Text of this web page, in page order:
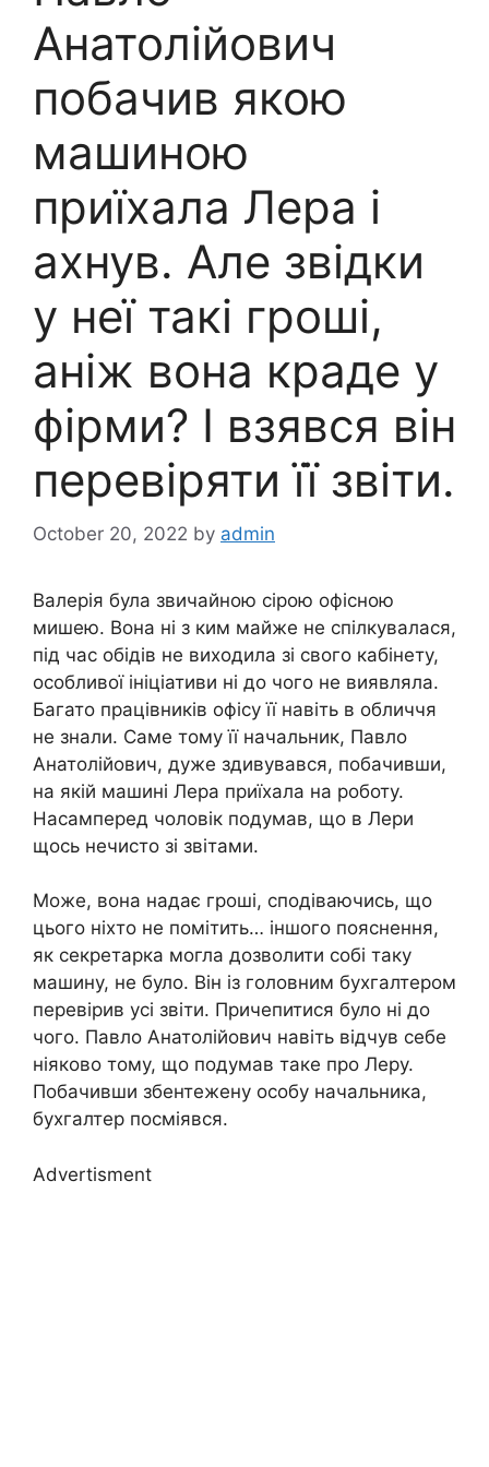
Анатолійович
побачив якою
машиною
приїхала Лера і
ахнув. Але звідки
у неї такі гроші,
аніж вона краде у
фірми? І взявся він
перевіряти її звіти.
October 20, 2022 by admin
Валерія була звичайною сірою офісною
мишею. Вона ні з ким майже не спілкувалася,
під час обідів не виходила зі свого кабінету,
особливої ініціативи ні до чого не виявляла.
Багато працівників офісу її навіть в обличчя
не знали. Саме тому її начальник, Павло
Анатолійович, дуже здивувався, побачивши,
на якій машині Лера приїхала на роботу.
Насамперед чоловік подумав, що в Лери
щось нечисто зі звітами.
Може, вона надає гроші, сподіваючись, що
цього ніхто не помітить… іншого пояснення,
як секретарка могла дозволити собі таку
машину, не було. Він із головним бухгалтером
перевірив усі звіти. Причепитися було ні до
чого. Павло Анатолійович навіть відчув себе
ніяково тому, що подумав таке про Леру.
Побачивши збентежену особу начальника,
бухгалтер посміявся.
Advertisment